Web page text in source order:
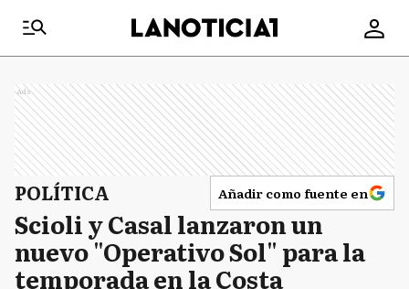
Ads
POLÍTICA Añadir como fuente en
Scioli y Casal lanzaron un
nuevo "Operativo Sol" para la
temporada en la Costa